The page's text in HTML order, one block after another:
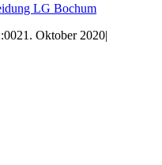
LG Bochum
21. Oktober 2020|